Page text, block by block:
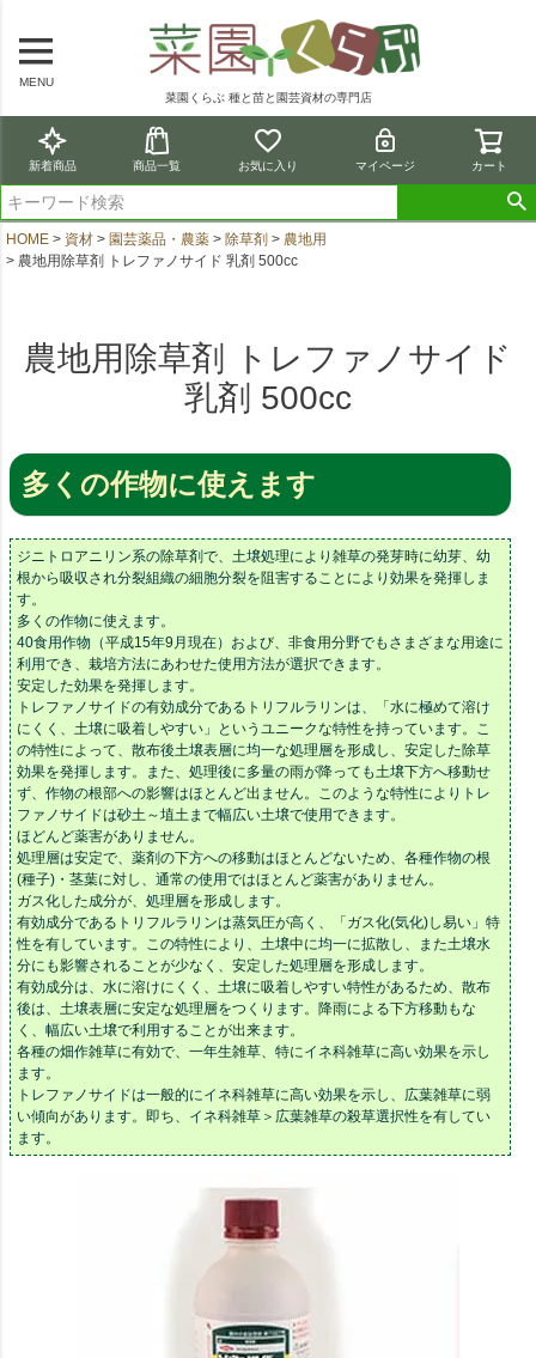
MENU
菜園くらぶ 種と苗と園芸資材の専門店
新着商品 商品一覧 お気に入り マイページ カート
HOME 資材 園芸薬品・農薬 除草剤
農地用
農地用除草剤 トレファノサイド 乳剤 500cc
農地用除草剤 トレファノサイド
乳剤 500cc
多くの作物に使えます
ジニトロアニリン系の除草剤で、土壌処理により雑草の発芽時に幼芽、幼
根から吸収され分裂組織の細胞分裂を阻害することにより効果を発揮しま
す。
多くの作物に使えます。
40食用作物（平成15年9月現在）および、非食用分野でもさまざまな用途に
利用でき、栽培方法にあわせた使用方法が選択できます。
安定した効果を発揮します。
トレファノサイドの有効成分であるトリフルラリンは、「水に極めて溶け
にくく、土壌に吸着しやすい」というユニークな特性を持っています。こ
の特性によって、散布後土壌表層に均一な処理層を形成し、安定した除草
効果を発揮します。また、処理後に多量の雨が降っても土壌下方へ移動せ
ず、作物の根部への影響はほとんど出ません。このような特性によりトレ
ファノサイドは砂土～埴土まで幅広い土壌で使用できます。
ほどんど薬害がありません。
処理層は安定で、薬剤の下方への移動はほとんどないため、各種作物の根
(種子)・茎葉に対し、通常の使用ではほとんど薬害がありません。
ガス化した成分が、処理層を形成します。
有効成分であるトリフルラリンは蒸気圧が高く、「ガス化(気化)し易い」特
性を有しています。この特性により、土壌中に均一に拡散し、また土壌水
分にも影響されることが少なく、安定した処理層を形成します。
有効成分は、水に溶けにくく、土壌に吸着しやすい特性があるため、散布
後は、土壌表層に安定な処理層をつくります。降雨による下方移動もな
く、幅広い土壌で利用することが出来ます。
各種の畑作雑草に有効で、一年生雑草、特にイネ科雑草に高い効果を示し
ます。
トレファノサイドは一般的にイネ科雑草に高い効果を示し、広葉雑草に弱
い傾向があります。即ち、イネ科雑草＞広葉雑草の殺草選択性を有してい
ます。